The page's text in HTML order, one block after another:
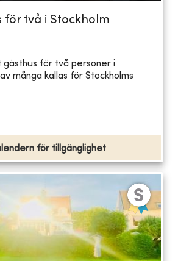
för två i Stockholm
gästhus för två personer i
många kallas för Stockholms
för tillgänglighet